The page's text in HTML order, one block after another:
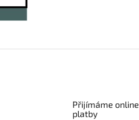
Přijímáme online
platby